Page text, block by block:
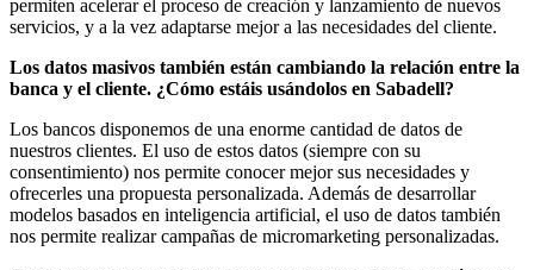
permiten acelerar el proceso de creación y lanzamiento de nuevos
servicios, y a la vez adaptarse mejor a las necesidades del cliente.
Los datos masivos también están cambiando la relación entre la
banca y el cliente. ¿Cómo estáis usándolos en Sabadell?
Los bancos disponemos de una enorme cantidad de datos de
nuestros clientes. El uso de estos datos (siempre con su
consentimiento) nos permite conocer mejor sus necesidades y
ofrecerles una propuesta personalizada. Además de desarrollar
modelos basados en inteligencia artificial, el uso de datos también
nos permite realizar campañas de micromarketing personalizadas.